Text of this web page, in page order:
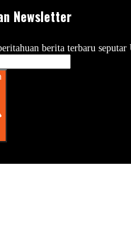
Newsletter
berita terbaru